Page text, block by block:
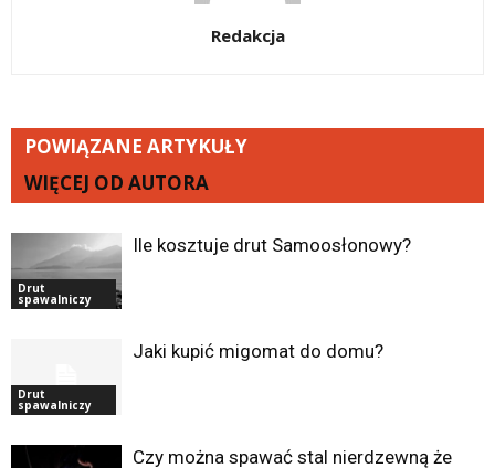
Redakcja
POWIĄZANE ARTYKUŁY
WIĘCEJ OD AUTORA
Drut
spawalniczy
Ile kosztuje drut Samoosłonowy?
Drut
spawalniczy
Jaki kupić migomat do domu?
Czy można spawać stal nierdzewną że